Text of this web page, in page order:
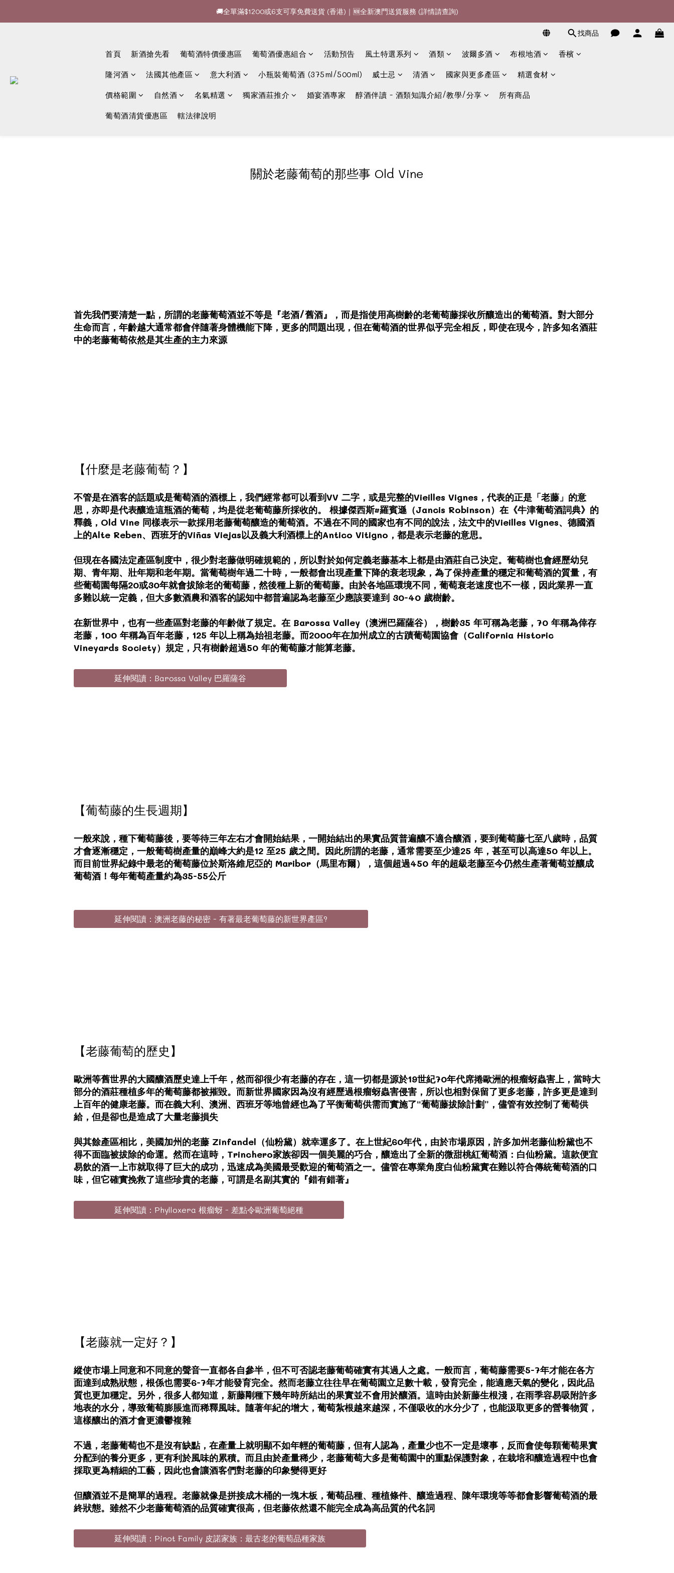
🚚全單滿$1200或6支可享免費送貨 (香港)｜🆕全新澳門送貨服務 (詳情請查詢)
🚚全單滿$1200或6支可享免費送貨 (香港)｜🆕全新澳門送貨服務 (詳情請查詢)
🚚全單滿$1200或6支可享免費送貨 (香港)｜🆕全新澳門送貨服務 (詳情請查詢)
找商品
首頁 新酒搶先看 葡萄酒特價優惠區 葡萄酒優惠組合 活動預告 風土特選系列 酒類 波爾多酒 布根地酒 香檳
隆河酒 法國其他產區 意大利酒 小瓶裝葡萄酒 (375ml/500ml) 威士忌 清酒 國家與更多產區 精選食材
價格範圍 自然酒 名氣精選 獨家酒莊推介 婚宴酒專家 醇酒伴讀 - 酒類知識介紹/教學/分享 所有商品
葡萄酒清貨優惠區 轄法律說明
關於老藤葡萄的那些事 Old Vine
首先我們要清楚一點，所謂的老藤葡萄酒並不等是『老酒/舊酒』，而是指使用高樹齡的老葡萄藤採收所釀造出的葡萄酒。對大部分
生命而言，年齡越大通常都會伴隨著身體機能下降，更多的問題出現，但在葡萄酒的世界似乎完全相反，即使在現今，許多知名酒莊
中的老藤葡萄依然是其生產的主力來源
【什麼是老藤葡萄？】
不管是在酒客的話題或是葡萄酒的酒標上，我們經常都可以看到VV 二字，或是完整的Vieilles Vignes，代表的正是「老藤」的意
思，亦即是代表釀造這瓶酒的葡萄，均是從老葡萄藤所採收的。 根據傑西斯•羅賓遜（Jancis Robinson）在《牛津葡萄酒詞典》的
釋義，Old Vine 同樣表示一款採用老藤葡萄釀造的葡萄酒。不過在不同的國家也有不同的說法，法文中的Vieilles Vignes、德國酒
上的Alte Reben、西班牙的Viñas Viejas以及義大利酒標上的Antico Vitigno，都是表示老藤的意思。
但現在各國法定產區制度中，很少對老藤做明確規範的，所以對於如何定義老藤基本上都是由酒莊自己決定。葡萄樹也會經歷幼兒
期、青年期、壯年期和老年期。當葡萄樹年過二十時，一般都會出現產量下降的衰老現象，為了保持產量的穩定和葡萄酒的質量，有
些葡萄園每隔20或30年就會拔除老的葡萄藤，然後種上新的葡萄藤。由於各地區環境不同，葡萄衰老速度也不一樣，因此業界一直
多難以統一定義，但大多數酒農和酒客的認知中都普遍認為老藤至少應該要達到 30-40 歲樹齡。
在新世界中，也有一些產區對老藤的年齡做了規定。在 Barossa Valley（澳洲巴羅薩谷），樹齡35 年可稱為老藤，70 年稱為倖存
老藤，100 年稱為百年老藤，125 年以上稱為始祖老藤。而2000年在加州成立的古蹟葡萄園協會（California Historic
Vineyards Society）規定，只有樹齡超過50 年的葡萄藤才能算老藤。
延伸閱讀：Barossa Valley 巴羅薩谷
【葡萄藤的生長週期】
一般來說，種下葡萄藤後，要等待三年左右才會開始結果，一開始結出的果實品質普遍釀不適合釀酒，要到葡萄藤七至八歲時，品質
才會逐漸穩定，一般葡萄樹產量的巔峰大約是12 至25 歲之間。因此所謂的老藤，通常需要至少達25 年，甚至可以高達50 年以上。
而目前世界紀錄中最老的葡萄藤位於斯洛維尼亞的 Maribor（馬里布爾），這個超過450 年的超級老藤至今仍然生產著葡萄並釀成
葡萄酒！每年葡萄產量約為35-55公斤
延伸閱讀：澳洲老藤的秘密 - 有著最老葡萄藤的新世界產區?
【老藤葡萄的歷史】
歐洲等舊世界的大國釀酒歷史達上千年，然而卻很少有老藤的存在，這一切都是源於19世紀70年代席捲歐洲的根瘤蚜蟲害上，當時大
部分的酒莊種植多年的葡萄藤都被摧毀。而新世界國家因為沒有經歷過根瘤蚜蟲害侵害，所以也相對保留了更多老藤，許多更是達到
上百年的健康老藤。而在義大利、澳洲、西班牙等地曾經也為了平衡葡萄供需而實施了“葡萄藤拔除計劃”，儘管有效控制了葡萄供
給，但是卻也是造成了大量老藤損失
與其餘產區相比，美國加州的老藤 Zinfandel（仙粉黛）就幸運多了。在上世紀60年代，由於市場原因，許多加州老藤仙粉黛也不
得不面臨被拔除的命運。然而在這時，Trinchero家族卻因一個美麗的巧合，釀造出了全新的微甜桃紅葡萄酒：白仙粉黛。這款便宜
易飲的酒一上市就取得了巨大的成功，迅速成為美國最受歡迎的葡萄酒之一。儘管在專業角度白仙粉黛實在難以符合傳統葡萄酒的口
味，但它確實挽救了這些珍貴的老藤，可謂是名副其實的『錯有錯著』
延伸閱讀：Phylloxera 根瘤蚜 - 差點令歐洲葡萄絕種
【老藤就一定好？】
縱使市場上同意和不同意的聲音一直都各自參半，但不可否認老藤葡萄確實有其過人之處。一般而言，葡萄藤需要5-7年才能在各方
面達到成熟狀態，根係也需要6-7年才能發育完全。然而老藤立往往早在葡萄園立足數十載，發育完全，能適應天氣的變化，因此品
質也更加穩定。另外，很多人都知道，新藤剛種下幾年時所結出的果實並不會用於釀酒。這時由於新藤生根淺，在雨季容易吸附許多
地表的水分，導致葡萄膨脹進而稀釋風味。隨著年紀的增大，葡萄紮根越來越深，不僅吸收的水分少了，也能汲取更多的營養物質，
這樣釀出的酒才會更濃鬱複雜
不過，老藤葡萄也不是沒有缺點，在產量上就明顯不如年輕的葡萄藤，但有人認為，產量少也不一定是壞事，反而會使每顆葡萄果實
分配到的養分更多，更有利於風味的累積。而且由於產量稀少，老藤葡萄大多是葡萄園中的重點保護對象，在栽培和釀造過程中也會
採取更為精細的工藝，因此也會讓酒客們對老藤的印象變得更好
但釀酒並不是簡單的過程。老藤就像是拼接成木桶的一塊木板，葡萄品種、種植條件、釀造過程、陳年環境等等都會影響葡萄酒的最
終狀態。雖然不少老藤葡萄酒的品質確實很高，但老藤依然還不能完全成為高品質的代名詞
延伸閱讀：Pinot Family 皮諾家族：最古老的葡萄品種家族